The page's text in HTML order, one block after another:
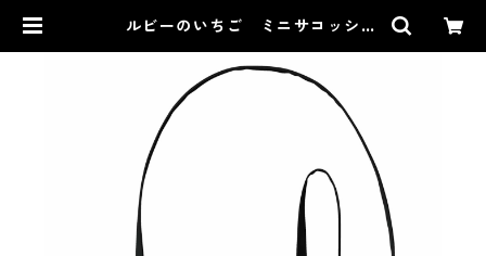
ルビーのいちご ミニサコッシ
最新のカバンを販売します。 | 【公
式】ルビーのいちごの吉岡製菓オン
ラインショップー和菓子、洋菓子、